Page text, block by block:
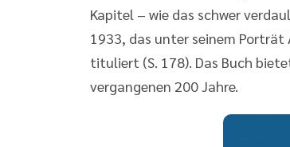
Kapitel – wie das schwer
1933, das unter seinem
tituliert (S. 178). Das Buch
vergangenen 200 Jahre.